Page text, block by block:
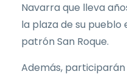
Navarra que lleva
la plaza de su pueblo
patrón San Roque.
Además,